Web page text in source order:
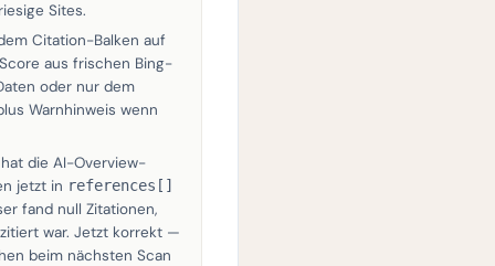
Sites.
Citation-Balken auf
aus frischen Bing-
oder nur dem
Warnhinweis wenn
hat die AI-Overview-
jetzt in references[]
fand null Zitationen,
war. Jetzt korrekt —
beim nächsten Scan